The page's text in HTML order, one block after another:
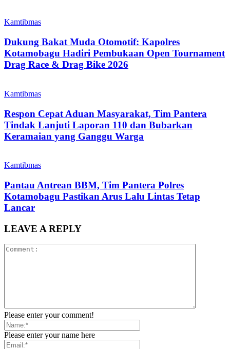
Kamtibmas
Dukung Bakat Muda Otomotif: Kapolres
Kotamobagu Hadiri Pembukaan Open Tournament
Drag Race & Drag Bike 2026
Kamtibmas
Respon Cepat Aduan Masyarakat, Tim Pantera
Tindak Lanjuti Laporan 110 dan Bubarkan
Keramaian yang Ganggu Warga
Kamtibmas
Pantau Antrean BBM, Tim Pantera Polres
Kotamobagu Pastikan Arus Lalu Lintas Tetap
Lancar
LEAVE A REPLY
Please enter your comment!
Please enter your name here